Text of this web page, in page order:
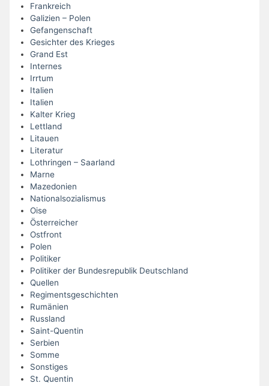
Frankreich
Galizien – Polen
Gefangenschaft
Gesichter des Krieges
Grand Est
Internes
Irrtum
Italien
Italien
Kalter Krieg
Lettland
Litauen
Literatur
Lothringen – Saarland
Marne
Mazedonien
Nationalsozialismus
Oise
Österreicher
Ostfront
Polen
Politiker
Politiker der Bundesrepublik Deutschland
Quellen
Regimentsgeschichten
Rumänien
Russland
Saint-Quentin
Serbien
Somme
Sonstiges
St. Quentin